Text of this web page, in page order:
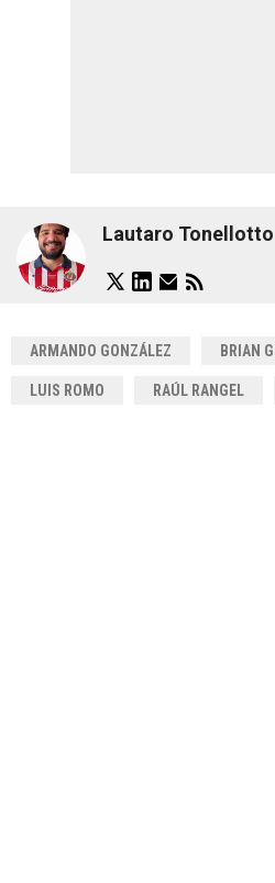
Lautaro Tonellotto
ARMANDO GONZÁLEZ BRIAN
LUIS ROMO RAÚL RANGEL